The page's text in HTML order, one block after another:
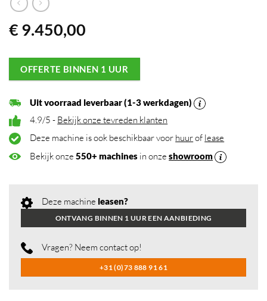
€9.450,00
OFFERTE BINNEN 1 UUR
Uit voorraad leverbaar (1-3 werkdagen)
4.9/5 - Bekijk onze tevreden klanten
Deze machine is ook beschikbaar voor huurof lease
Bekijk onze550+ machines in onzeshowroom
Deze machine leasen?
ONTVANG BINNEN 1 UUR EEN AANBIEDING
Vragen? Neem contact op!
+31 (0)73 888 91 61